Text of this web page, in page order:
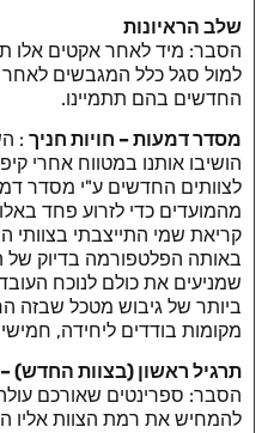
שלב הראיונות
הסבר: מיד לאחר אקטים אלו
למול סגל כלל המגבשים
החדשים בהם תתמיינו.
מסדר דמעות – חויות חניך :
הושיבו אותנו במטווח אחרי
לצוותים החדשים ע"י מסדר
מהמועדים כדי לזרוע פחד באלו
קריאת שמי התייצבתי בצוותי
באותה הפלטפורמה בדיוק של
שמניעים את כולם לנוכח
ביותר של גיבוש מטכל שבזה
מקומות בודדים ליחידה,
תרגיל ראשון (בצוות החדש)
הסבר: ספרינטים שאורכם
להמחיש את רמת הצוות אליו